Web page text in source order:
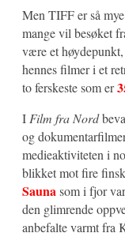
Men TIFF er så
mange vil besøket
være et
hennes filmer i et
to ferskeste som er
I Film fra Nord
og
medieaktiviteten i
blikket mot fire
Saunasom i fjor
den glimrende
anbefalte varmt fra